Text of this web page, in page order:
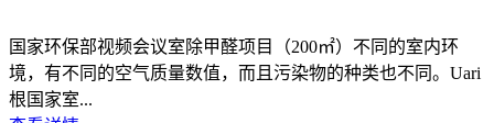
国家环保部视频会议室除甲醛项目（200㎡）不同的室内环
境，有不同的空气质量数值，而且污染物的种类也不同。Uari
根国家室...